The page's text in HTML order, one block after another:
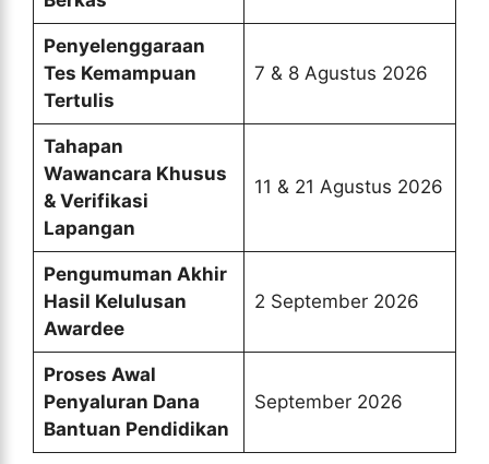
Penyelenggaraan
Tes Kemampuan
Tertulis
7 & 8 Agustus 2026
Tahapan
Wawancara Khusus
& Verifikasi
Lapangan
11 & 21 Agustus 2026
Pengumuman Akhir
Hasil Kelulusan
Awardee
2 September 2026
Proses Awal
Penyaluran Dana
Bantuan Pendidikan
September 2026